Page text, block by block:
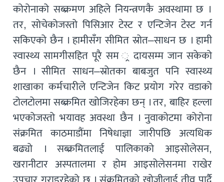
कोरोनाको सब्क्रमण अहिले नियन्त्रणकै अवस्थामा छ ।
तर, सोचेकोजस्तो पिसिआर टेस्ट र एन्टिजेन टेस्ट गर्न
सकिएको छैन । हामीसँग सीमित स्रोत–साधन छ । हामी
स्वास्थ्य सामगीसहित पूरै सम ्र दायसम्म जान सकेको
छैन । सीमित साधन–स्रोतका बाबजुत पनि स्वास्थ्य
शाखाका कर्मचारीले एन्टिजेन किट प्रयोग गरेर वडाको
टोलटोलमा सब्क्रमित खोजिरहेका छन् । तर, बाहिर हल्ला
भएकोजस्तो भयावह अवस्था छैन । नुवाकोटमा कोरोना
संक्रमित काठमाडौंमा निषेधाज्ञा जारीपछि अत्यधिक
बढ्यो । सब्क्रमितलाई पालिकाको आइसोलेसन,
खरानीटार अस्पतालमा र होम आइसोलेसनमा राखेर